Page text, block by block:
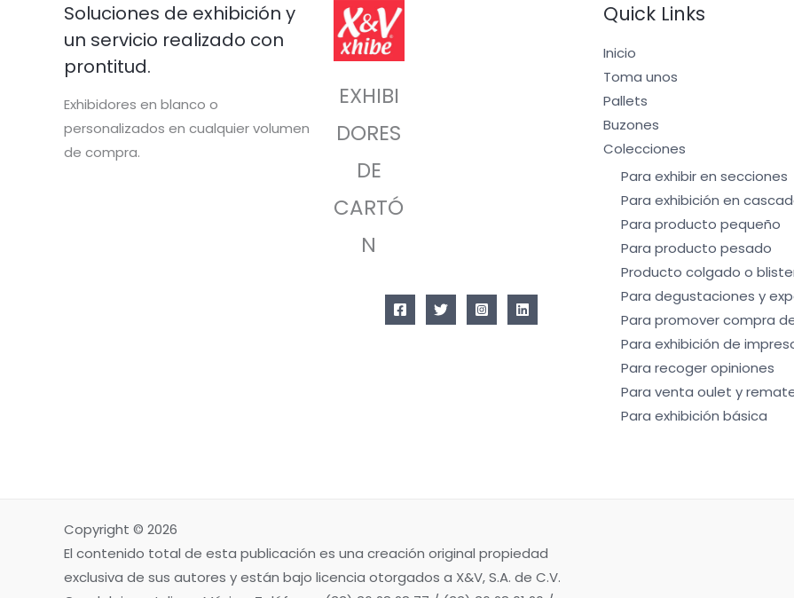
Soluciones de exhibición y
un servicio realizado con
prontitud.
Exhibidores en blanco o
personalizados en cualquier volumen
de compra.
EXHIBI
DORES
DE
CARTÓ
N
Quick Links
Inicio
Toma unos
Pallets
Buzones
Colecciones
Para exhibir en secciones
Para exhibición en
Para producto pequeño
Para producto pesado
Producto colgado o
Para degustaciones y
Para promover compra
Para exhibición de
Para recoger opiniones
Para venta oulet y
Para exhibición básica
Copyright © 2026
El contenido total de esta publicación es una creación original propiedad
exclusiva de sus autores y están bajo licencia otorgados a X&V, S.A. de C.V.